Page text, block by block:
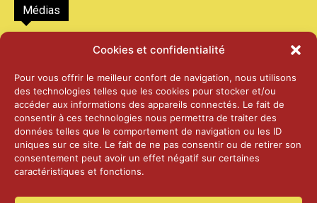
Cookies et confidentialité
Pour vous offrir le meilleur confort de navigation, nous utilisons
des technologies telles que les cookies pour stocker et/ou
accéder aux informations des appareils connectés. Le fait de
consentir à ces technologies nous permettra de traiter des
données telles que le comportement de navigation ou les ID
uniques sur ce site. Le fait de ne pas consentir ou de retirer son
consentement peut avoir un effet négatif sur certaines
caractéristiques et fonctions.
Médias
2026 – Laiterie d’Orsières et Abbaye de St-
25 juin 2026
2025 – Palais Fédéral – Berne
25 juin 2026
14 janvier 2025